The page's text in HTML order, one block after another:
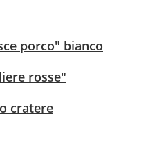
porco" bianco
rosse"
cratere